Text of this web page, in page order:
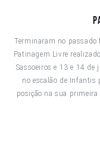
Terminaram no
Patinagem Livre
Sassoeiros e 13 e 14 de
no escalão de Infantis
posição na sua